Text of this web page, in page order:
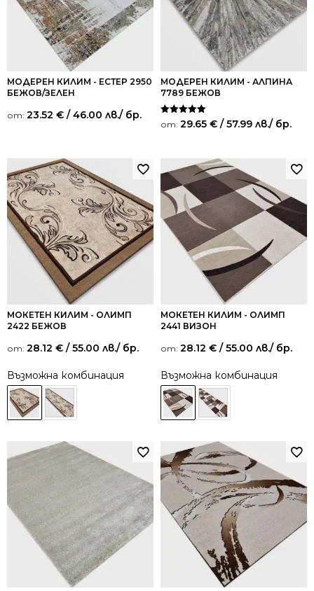
МОДЕРЕН КИЛИМ - ЕСТЕР 2950
БЕЖОВ/ЗЕЛЕН
от: 23.52 € / 46.00 лв./ бр.
МОДЕРЕН КИЛИМ - АЛПИНА
7789 БЕЖОВ
Оценено на
5.00
от: 29.65 € / 57.99 лв./ бр.
МОКЕТЕН КИЛИМ - ОЛИМП
2422 БЕЖОВ
от: 28.12 € / 55.00 лв./ бр.
Възможна комбинация
МОКЕТЕН КИЛИМ - ОЛИМП
2441 ВИЗОН
от: 28.12 € / 55.00 лв./ бр.
Възможна комбинация